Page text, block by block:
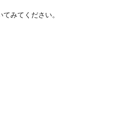
みてください。